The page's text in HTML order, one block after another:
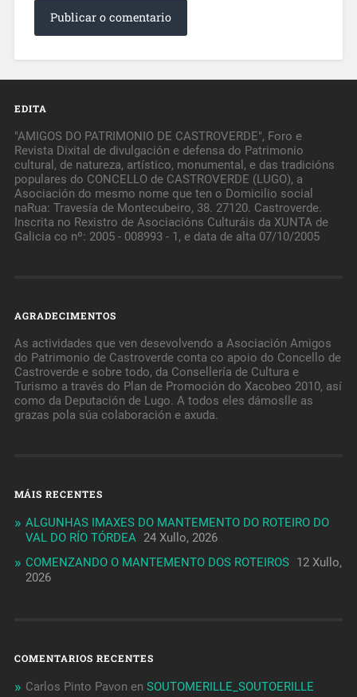
EDITA
"AMIGOS DO PATRIMONIO DE CASTROVERDE", Foro e
Revista Dixital de divulgación e defensa do Patrimonio
cultural, de natureza, artístico, monumental, e das tradicións
populares do CONCELLO de CASTROVERDE (LUGO), a
Asociación do mesmo nome que ten o Domicilio social
naRua: Travesía de Montecubeiro, 38. 27120. Castroverde.
Inscrita no Rexistro de Asociacións Culturáis da XUNTA de
Galicia co nº: 2005 - 008993 - 1, e data de alta 07/10/2005
AGRADECIMENTOS
As actividades que ven desevolvendo a Asociación Amigos
do Patrimonio de Castroverde conta co apoio do Concello de
Castroverde e sobre todo, da Consellería de Cultura e
Turismo a través do Plan de Promoción do Xacobeo 2010, así
como da Deputación de Lugo. A todos eles dámoslle as
grazas pola súa colaboración e axuda.
MÁIS RECENTES
ALGUNHAS IMAXES DO MANTEMENTO DO ROTEIRO DO
VAL DO RÍO TÓRDEA 24 Xullo, 2026
COMENZANDO O MANTEMENTO DOS ROTEIROS 12 Xullo,
2026
COMENTARIOS RECENTES
Carlos Pinto Pavon en SOUTOMERILLE_SOUTOERILLE